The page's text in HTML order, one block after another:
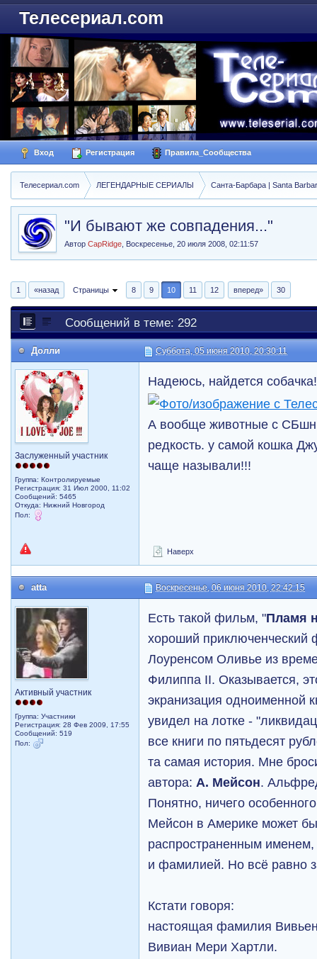
Телесериал.com
Вход Регистрация Правила_Сообщества
Телесериал.com ЛЕГЕНДАРНЫЕ СЕРИАЛЫ Санта-Барбара | Santa
"И бывают же совпадения..."
АвторCapRidge Воскресенье, 20 июля 2008, 02:11:57
1 «назад Страницы 8 9 10 11 12 вперед» 30
Сообщений в теме: 292
Долли Суббота, 05 июня 2010, 20:30:11
Заслуженный участник
Группа: Контролируемые
Регистрация: 31 Июл 2000, 11:02
Сообщений: 5465
Откуда: Нижний Новгород
Пол:
Надеюсь, найдется
А вообще животные с
редкость. у самой кошка
чаще называли!!!
Наверх
atta Воскресенье, 06 июня 2010, 22:42:15
Активный участник
Группа: Участники
Регистрация: 28 Фев 2009, 17:55
Сообщений: 519
Пол:
Есть такой фильм, "Пламя
хороший приключенческий
Лоуренсом Оливье из
Филиппа II. Оказывается,
экранизация одноименной
увидел на лотке -
все книги по пятьдесят
та самая история. Мне
автора: А. Мейсон.
Понятно, ничего
Мейсон в Америке может
распространенным
и фамилией. Но всё равно
Кстати говоря:
настоящая фамилия
Вивиан Мери Хартли.